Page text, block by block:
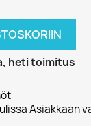
heti toimitus
Asiakkaan